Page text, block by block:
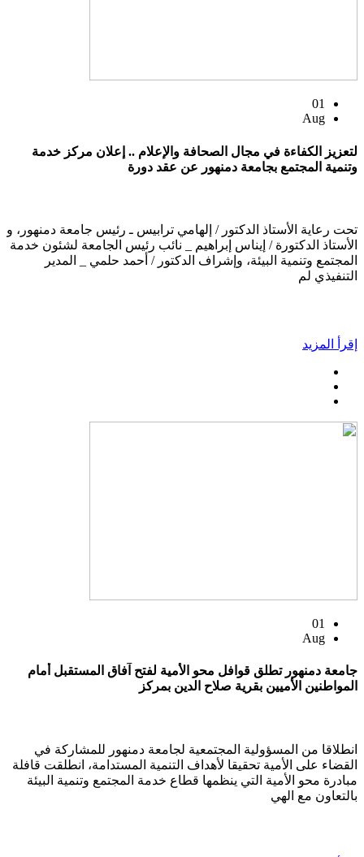
01
Aug
لتعزيز الكفاءة في مجال الصحافة والإعلام .. إعلان مركز خدمة
وتنمية المجتمع بجامعة دمنهور عن عقد دورة
تحت رعاية الأستاذ الدكتور / إلهامي ترابيس ـ رئيس جامعة دمنهور، و
الأستاذ الدكتورة / إيناس إبراهيم _ نائب رئيس الجامعة لشئون خدمة
المجتمع وتنمية البيئة، وإشراف الدكتور / أحمد حلمي _ المدير
التنفيذي لم
إقرأ المزيد
01
Aug
جامعة دمنهور تطلق قوافل محو الأمية لفتح آفاق المستقبل أمام
المواطنين الأميين بقرية صلاح الدين بمركز
انطلاقا من المسؤولية المجتمعية لجامعة دمنهور للمشاركة في
القضاء على الأمية تحقيقا لأهداف التنمية المستدامة، انطلقت قافلة
مبادرة محو الأمية التي ينظمها قطاع خدمة المجتمع وتنمية البيئة
بالتعاون مع الهي